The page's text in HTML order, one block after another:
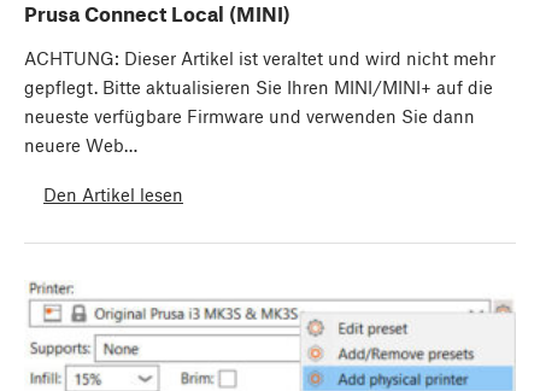
Prusa Connect Local (MINI)
ACHTUNG: Dieser Artikel ist veraltet und wird nicht mehr
gepflegt. Bitte aktualisieren Sie Ihren MINI/MINI+ auf die
neueste verfügbare Firmware und verwenden Sie dann
neuere Web…
Den Artikel lesen